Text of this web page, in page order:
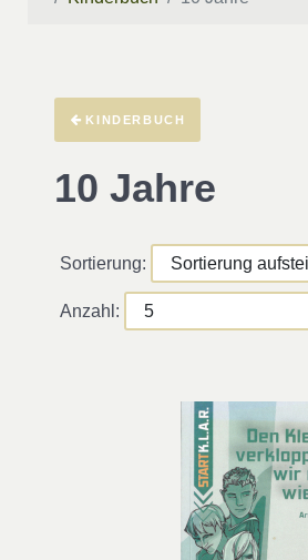
KINDERBUCH
10 Jahre
Sortierung:
Anzahl: